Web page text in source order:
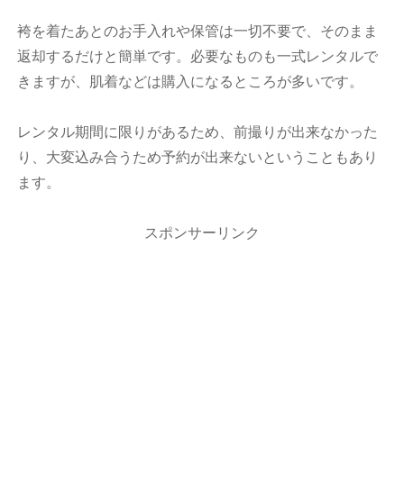
袴を着たあとのお手入れや保管は一切不要で、そのまま
返却するだけと簡単です。必要なものも一式レンタルで
きますが、肌着などは購入になるところが多いです。
レンタル期間に限りがあるため、前撮りが出来なかった
り、大変込み合うため予約が出来ないということもあり
ます。
スポンサーリンク